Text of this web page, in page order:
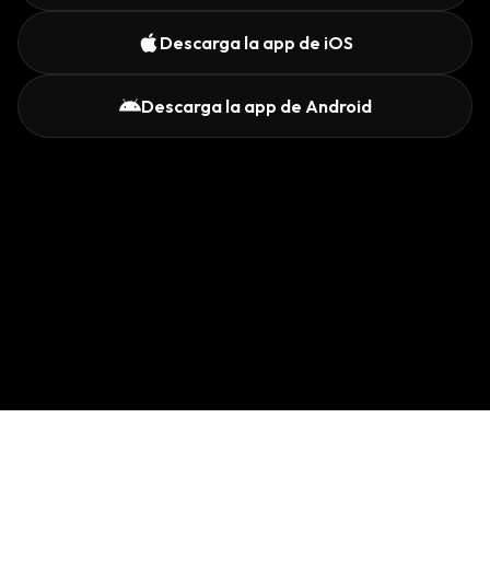
Descarga la app de iOS
Descarga la app de Android